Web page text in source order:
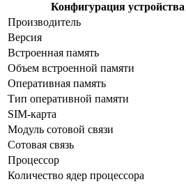
Конфигурация устройства
Производитель
Версия
Встроенная память
Объем встроенной памяти
Оперативная память
Тип оперативной памяти
SIM-карта
Модуль сотовой связи
Сотовая связь
Процессор
Количество ядер процессора